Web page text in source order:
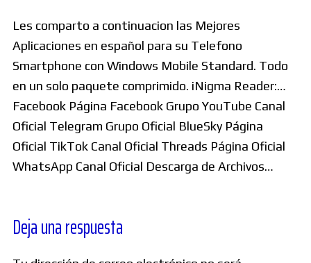
Les comparto a continuacion las Mejores
Aplicaciones en español para su Telefono
Smartphone con Windows Mobile Standard. Todo
en un solo paquete comprimido. iNigma Reader:…
Facebook Página Facebook Grupo YouTube Canal
Oficial Telegram Grupo Oficial BlueSky Página
Oficial TikTok Canal Oficial Threads Página Oficial
WhatsApp Canal Oficial Descarga de Archivos…
Deja una respuesta